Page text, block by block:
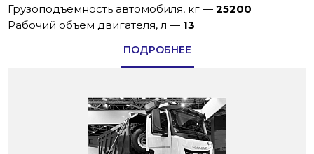
Грузоподъемность автомобиля, кг —25200
Рабочий объем двигателя, л — 13
ПОДРОБНЕЕ